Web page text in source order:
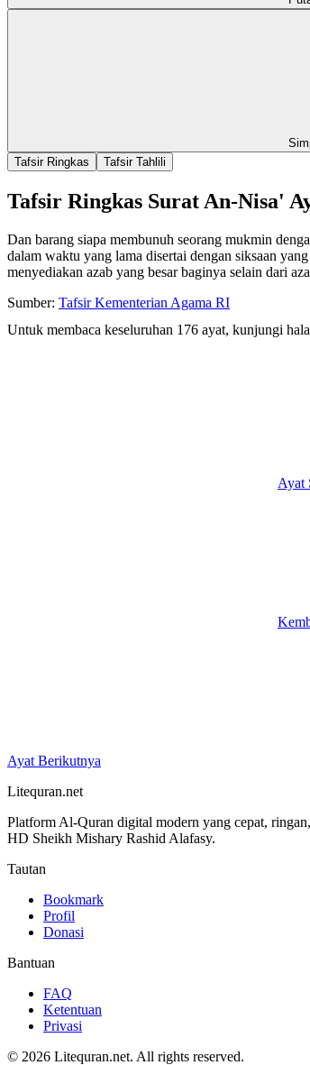
Tafsir Ringkas
Tafsir Tahlili
Tafsir Ringkas Surat An-Nisa'
Dan barang siapa membunuh seorang mukmin
dalam waktu yang lama disertai dengan siksaan
menyediakan azab yang besar baginya selain dari
Sumber: Tafsir Kementerian Agama RI
Untuk membaca keseluruhan 176 ayat, kunjungi
Ayat
Ayat Berikutnya
Litequran.net
Platform Al-Quran digital modern yang cepat,
HD Sheikh Mishary Rashid Alafasy.
Tautan
Bookmark
Profil
Donasi
Bantuan
FAQ
Ketentuan
Privasi
© 2026 Litequran.net. All rights reserved.